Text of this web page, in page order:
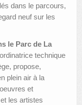
dans le parcours,
neuf sur les
le Parc de La
technique
propose,
plein air à la
et
les artistes